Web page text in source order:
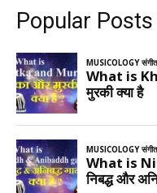
Popular Posts